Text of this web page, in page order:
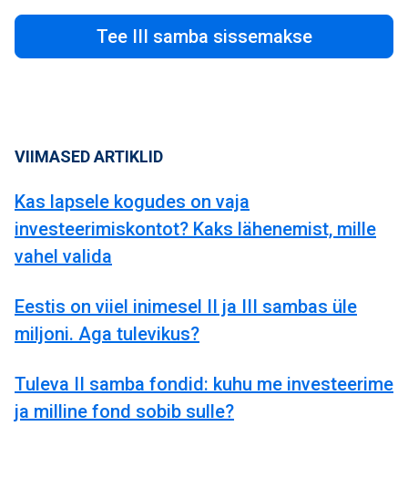
Tee III samba sissemakse
VIIMASED ARTIKLID
Kas lapsele kogudes on vaja
investeerimiskontot? Kaks lähenemist, mille
vahel valida
Eestis on viiel inimesel II ja III sambas üle
miljoni. Aga tulevikus?
Tuleva II samba fondid: kuhu me investeerime
ja milline fond sobib sulle?